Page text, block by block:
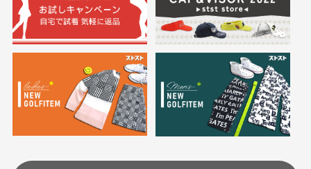
30代女性
高価なブルゾンがお
30代女性
いつも素敵な商品を
す
また5,000円(税込)以上お買い物をして頂けた場合は送
※必ず１つのショッピングカートに複数商品を入れて
ご注文下さいませ。
定休日はありますか？
土.日.祝日は定休日となっております。
においについて
ユーズド商品の特性故、メンテンスを行っておりま
すが、におい（煙草、香水、お香、古着特有の香
り、柔軟剤等)が付着している場合がございます。